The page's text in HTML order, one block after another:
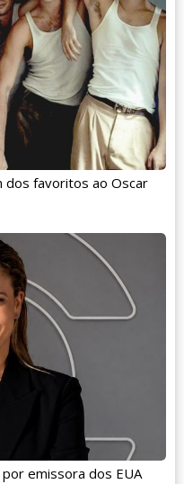
dos favoritos ao Oscar
emissora dos EUA